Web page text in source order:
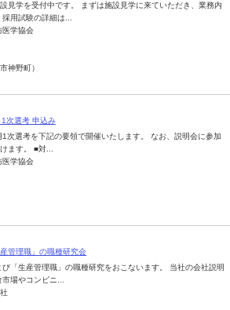
見学を受付中です。 まずは施設見学に来ていただき、業務内
用試験の詳細は...
医学協会
神野町）
1次選考 申込み
次選考を下記の要領で開催いたします。 なお、説明会に参加
ます。 ■対...
医学協会
管理職」の職種研究会
び「生産管理職」の職種研究をおこないます。 当社の会社説明
場やコンビニ...